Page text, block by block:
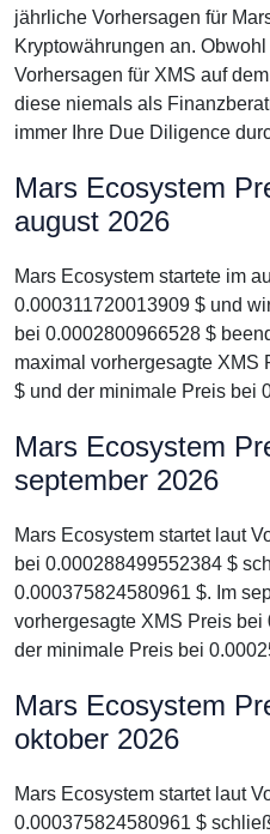
jährliche Vorhersagen für
Kryptowährungen an.
Vorhersagen für XMS auf
diese niemals als
immer Ihre Due Diligence
Mars Ecosystem
august 2026
Mars Ecosystem startete im
0.000311720013909 $ und
bei 0.0002800966528 $
maximal vorhergesagte XMS
$ und der minimale Preis bei
Mars Ecosystem
september 2026
Mars Ecosystem startet laut
bei 0.000288499552384 $
0.000375824580961 $. Im
vorhergesagte XMS Preis
der minimale Preis bei
Mars Ecosystem
oktober 2026
Mars Ecosystem startet laut
0.000375824580961 $